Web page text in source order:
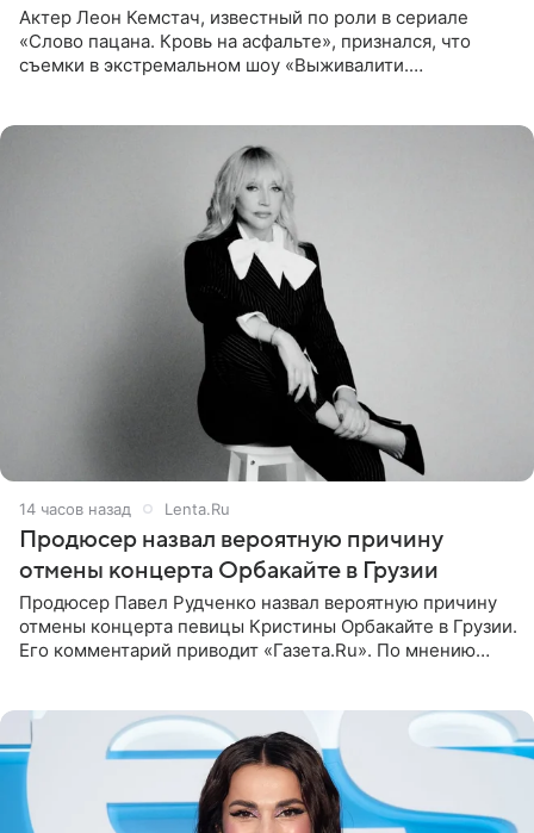
Актер Леон Кемстач, известный по роли в сериале
«Слово пацана. Кровь на асфальте», признался, что
съемки в экстремальном шоу «Выживалити.
14 часов назад Lenta.Ru
Продюсер назвал вероятную причину
отмены концерта Орбакайте в Грузии
Продюсер Павел Рудченко назвал вероятную причину
отмены концерта певицы Кристины Орбакайте в Грузии.
Его комментарий приводит «Газета.Ru». По мнению